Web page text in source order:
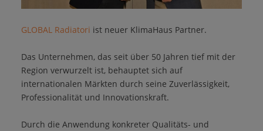
GLOBAL Radiatori ist neuer KlimaHaus Partner.
Das Unternehmen, das seit über 50 Jahren tief mit der
Region verwurzelt ist, behauptet sich auf
internationalen Märkten durch seine Zuverlässigkeit,
Professionalität und Innovationskraft.
Durch die Anwendung konkreter Qualitäts- und